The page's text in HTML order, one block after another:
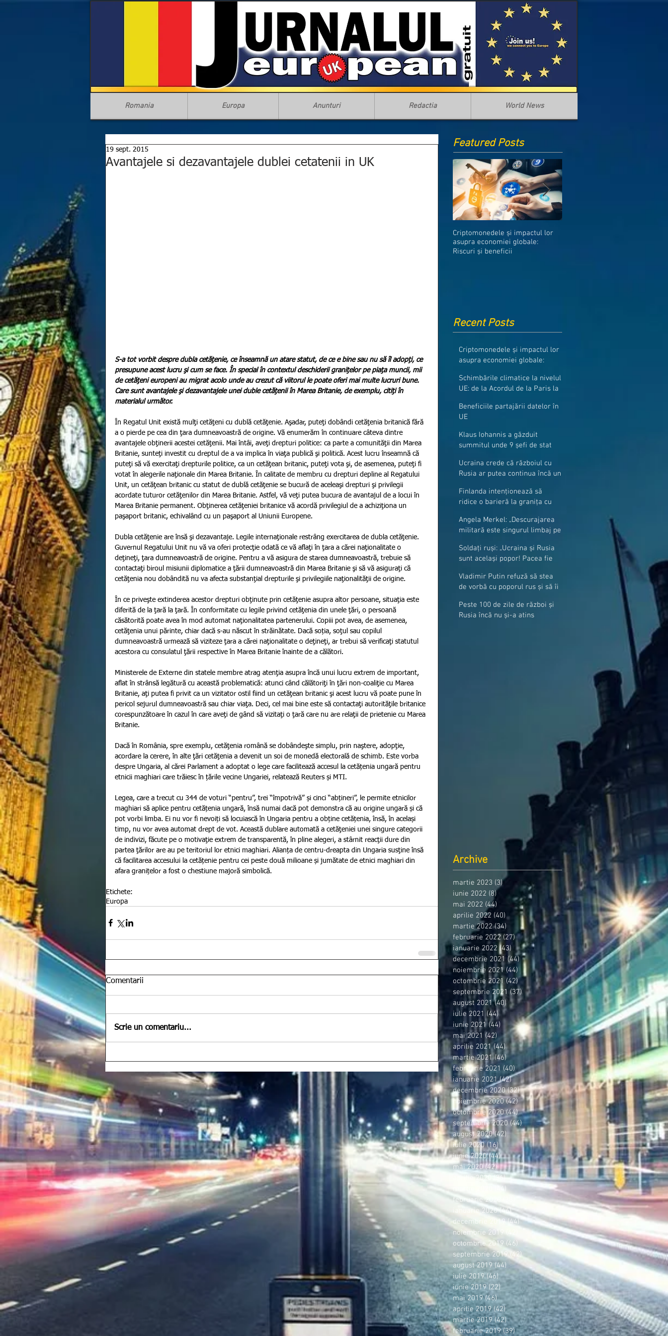
Romania Europa Anunturi Redactia World News
Avantajele si dezavantajele dublei cetatenii in UK
19 sept. 2015
S-a tot vorbit despre dubla cetăţenie, ce înseamnă un atare statut, de ce e bine sau nu să îl adopţi, ce
presupune acest lucru şi cum se face. În special în contextul deschiderii graniţelor pe piaţa muncii, mii
de cetăţeni europeni au migrat acolo unde au crezut că viitorul le poate oferi mai multe lucruri bune.
Care sunt avantajele şi dezavantajele unei duble cetăţenii în Marea Britanie, de exemplu, citiţi în
materialul următor.
În Regatul Unit există mulţi cetăţeni cu dublă cetăţenie. Aşadar, puteţi dobândi cetăţenia britanică fără
a o pierde pe cea din ţara dumneavoastră de origine. Vă enumerăm în continuare câteva dintre
avantajele obţinerii acestei cetăţenii. Mai întâi, aveţi drepturi politice: ca parte a comunităţii din Marea
Britanie, sunteţi investit cu dreptul de a va implica în viaţa publică şi politică. Acest lucru înseamnă că
puteţi să vă exercitaţi drepturile politice, ca un cetăţean britanic, puteţi vota şi, de asemenea, puteţi fi
votat în alegerile naţionale din Marea Britanie. În calitate de membru cu drepturi depline al Regatului
Unit, un cetăţean britanic cu statut de dublă cetăţenie se bucură de aceleaşi drepturi şi privilegii
acordate tuturor cetăţenilor din Marea Britanie. Astfel, vă veţi putea bucura de avantajul de a locui în
Marea Britanie permanent. Obţinerea cetăţeniei britanice vă acordă privilegiul de a achiziţiona un
paşaport britanic, echivalând cu un paşaport al Uniunii Europene.
Dubla cetăţenie are însă şi dezavantaje. Legile internaţionale restrâng exercitarea de dubla cetăţenie.
Guvernul Regatului Unit nu vă va oferi protecţie odată ce vă aflaţi în ţara a cărei naţionalitate o
deţineţi, ţara dumneavoastră de origine. Pentru a vă asigura de starea dumneavoastră, trebuie să
contactaţi biroul misiunii diplomatice a ţării dumneavoastră din Marea Britanie şi să vă asiguraţi că
cetăţenia nou dobândită nu va afecta substanţial drepturile şi privilegiile naţionalităţii de origine.
În ce priveşte extinderea acestor drepturi obţinute prin cetăţenie asupra altor persoane, situaţia este
diferită de la ţară la ţară. În conformitate cu legile privind cetăţenia din unele ţări, o persoană
căsătorită poate avea în mod automat naţionalitatea partenerului. Copiii pot avea, de asemenea,
cetăţenia unui părinte, chiar dacă s-au născut în străinătate. Dacă soția, soţul sau copilul
dumneavoastră urmează să viziteze ţara a cărei naţionalitate o deţineţi, ar trebui să verificaţi statutul
acestora cu consulatul ţării respective în Marea Britanie înainte de a călători.
Ministerele de Externe din statele membre atrag atenţia asupra încă unui lucru extrem de important,
aflat în strânsă legătură cu această problematică: atunci când călătoriţi în ţări non-coaliţie cu Marea
Britanie, aţi putea fi privit ca un vizitator ostil fiind un cetăţean britanic şi acest lucru vă poate pune în
pericol sejurul dumneavoastră sau chiar viaţa. Deci, cel mai bine este să contactaţi autorităţile britanice
corespunzătoare în cazul în care aveţi de gând să vizitaţi o ţară care nu are relaţii de prietenie cu Marea
Britanie.
Dacă în România, spre exemplu, cetăţenia română se dobândeşte simplu, prin naştere, adopţie,
acordare la cerere, în alte ţări cetăţenia a devenit un soi de monedă electorală de schimb. Este vorba
despre Ungaria, al cărei Parlament a adoptat o lege care facilitează accesul la cetățenia ungară pentru
etnicii maghiari care trăiesc în țările vecine Ungariei, relatează Reuters și MTI.
Legea, care a trecut cu 344 de voturi “pentru”, trei “împotrivă” și cinci “abțineri”, le permite etnicilor
maghiari să aplice pentru cetățenia ungară, însă numai dacă pot demonstra că au origine ungară și că
pot vorbi limba. Ei nu vor fi nevoiți să locuiască în Ungaria pentru a obține cetățenia, însă, în același
timp, nu vor avea automat drept de vot. Această dublare automată a cetăţeniei unei singure categorii
de indivizi, făcute pe o motivaţie extrem de transparentă, în pline alegeri, a stârnit reacţii dure din
partea ţărilor are au pe teritoriul lor etnici maghiari. Alianța de centru-dreapta din Ungaria susţine însă
că facilitarea accesului la cetățenie pentru cei peste două milioane și jumătate de etnici maghiari din
afara granițelor a fost o chestiune majoră simbolică.
Etichete:
Europa
Comentarii
Scrie un comentariu...
Featured Posts
Criptomonedele și impactul lor
asupra economiei globale:
Riscuri și beneficii
Recent Posts
Criptomonedele și impactul lor
asupra economiei globale:
Schimbările climatice la nivelul
UE: de la Acordul de la Paris la
Beneficiile partajării datelor în
UE
Klaus Iohannis a găzduit
summitul unde 9 șefi de stat
granițe
Ucraina crede că războiul cu
Rusia ar putea continua încă un
Finlanda intenționează să
ridice o barieră la granița cu
Angela Merkel: „Descurajarea
militară este singurul limbaj pe
Soldați ruși: „Ucraina și Rusia
sunt același popor! Pacea fie
Vladimir Putin refuză să stea
de vorbă cu poporul rus și să îi
Peste 100 de zile de război și
Rusia încă nu și-a atins
Archive
martie 2023 (3)3 postări
iunie 2022 (8)8 postări
mai 2022 (44) 44 postări
aprilie 2022 (40)40 postări
martie 2022 (34) 34 postări
februarie 2022 (27)27 postări
ianuarie 2022 (43) 43 postări
decembrie 2021 (44)44 postări
noiembrie 2021 (44) 44 postări
octombrie 2021 (42)42 postări
septembrie 2021 (37)37 postări
august 2021 (40)40 postări
iulie 2021 (44)44 postări
iunie 2021 (44) 44 postări
mai 2021 (42) 42 postări
aprilie 2021 (44)44 postări
martie 2021 (46)46 postări
februarie 2021 (40)40 postări
ianuarie 2021 (42)42 postări
decembrie 2020 (32)32 postări
noiembrie 2020 (42) 42 postări
octombrie 2020 (44)44 postări
septembrie 2020 (44)44 postări
august 2020 (42)42 postări
iulie 2020 (16)16 postări
iunie 2020 (44)44 postări
mai 2020 (42)42 postări
aprilie 2020 (36)36 postări
martie 2020
(44) 44 postări
februarie 2020
38 postări
ianuarie 2020 (46)46 postări
decembrie 2019 (44)44 postări
noiembrie 2019
42 postări
octombrie 2019 (46) 46 postări
septembrie 2019 (42)42 postări
august 2019 (44) 44 postări
iulie 2019 (46) 46 postări
iunie 2019 (22) 22 postări
mai 2019 (46)46 postări
aprilie 2019 (42)42 postări
martie 2019 (42)42 postări
februarie 2019 (39)39 postări